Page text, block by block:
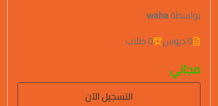
بواسطةwaha
0 دروس
0 طلاب
مجاني
التسجيل الآن